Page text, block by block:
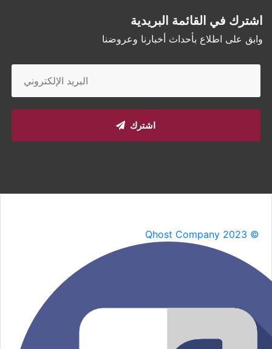
اشترك في القائمة البريدية
وابق على اطلاع بأحداث أخبارنا وعروضنا
اشترك
Qhost Company 2023 ©